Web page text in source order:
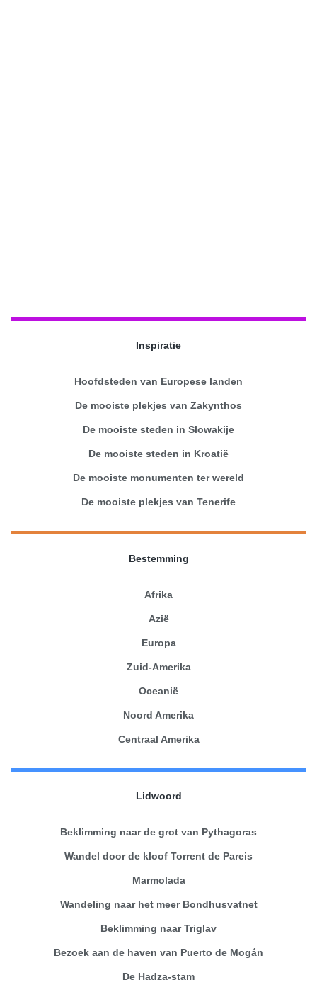
Inspiratie
Hoofdsteden van Europese landen
De mooiste plekjes van Zakynthos
De mooiste steden in Slowakije
De mooiste steden in Kroatië
De mooiste monumenten ter wereld
De mooiste plekjes van Tenerife
Bestemming
Afrika
Azië
Europa
Zuid-Amerika
Oceanië
Noord Amerika
Centraal Amerika
Lidwoord
Beklimming naar de grot van Pythagoras
Wandel door de kloof Torrent de Pareis
Marmolada
Wandeling naar het meer Bondhusvatnet
Beklimming naar Triglav
Bezoek aan de haven van Puerto de Mogán
De Hadza-stam